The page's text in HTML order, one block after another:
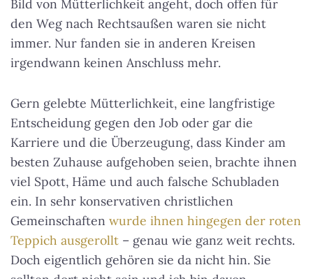
Bild von Mütterlichkeit angeht, doch offen für
den Weg nach Rechtsaußen waren sie nicht
immer. Nur fanden sie in anderen Kreisen
irgendwann keinen Anschluss mehr.
Gern gelebte Mütterlichkeit, eine langfristige
Entscheidung gegen den Job oder gar die
Karriere und die Überzeugung, dass Kinder am
besten Zuhause aufgehoben seien, brachte ihnen
viel Spott, Häme und auch falsche Schubladen
ein. In sehr konservativen christlichen
Gemeinschaften wurde ihnen hingegen der roten
Teppich ausgerollt – genau wie ganz weit rechts.
Doch eigentlich gehören sie da nicht hin. Sie